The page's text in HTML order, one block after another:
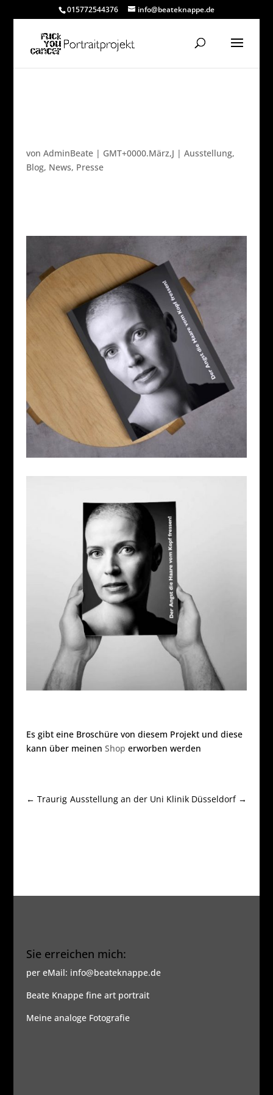
015772544376 info@beateknappe.de
von AdminBeate| GMT+0000.März,J | Ausstellung,
Blog, News, Presse
Es gibt eine Broschüre von diesem Projekt und diese
kann über meinen Shop erworben werden
← Traurig Ausstellung an der Uni Klinik Düsseldorf→
Sie erreichen mich:
per eMail: info@beateknappe.de
Beate Knappe fine art portrait
Meine analoge Fotografie